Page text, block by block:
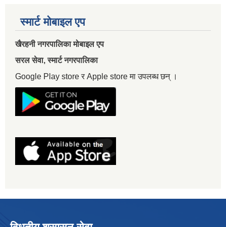
स्मार्ट मोबाइल एप
खैरहनी नगरपालिका मोबाइल एप
सरल सेवा, स्मार्ट नगरपालिका
Google Play store र Apple store मा उपलब्ध छन् ।